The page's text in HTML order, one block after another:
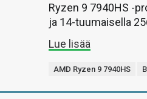
Ryzen 9 7940HS -
ja 14-tuumaisella
Lue lisää
AMD Ryzen 9 7940HS